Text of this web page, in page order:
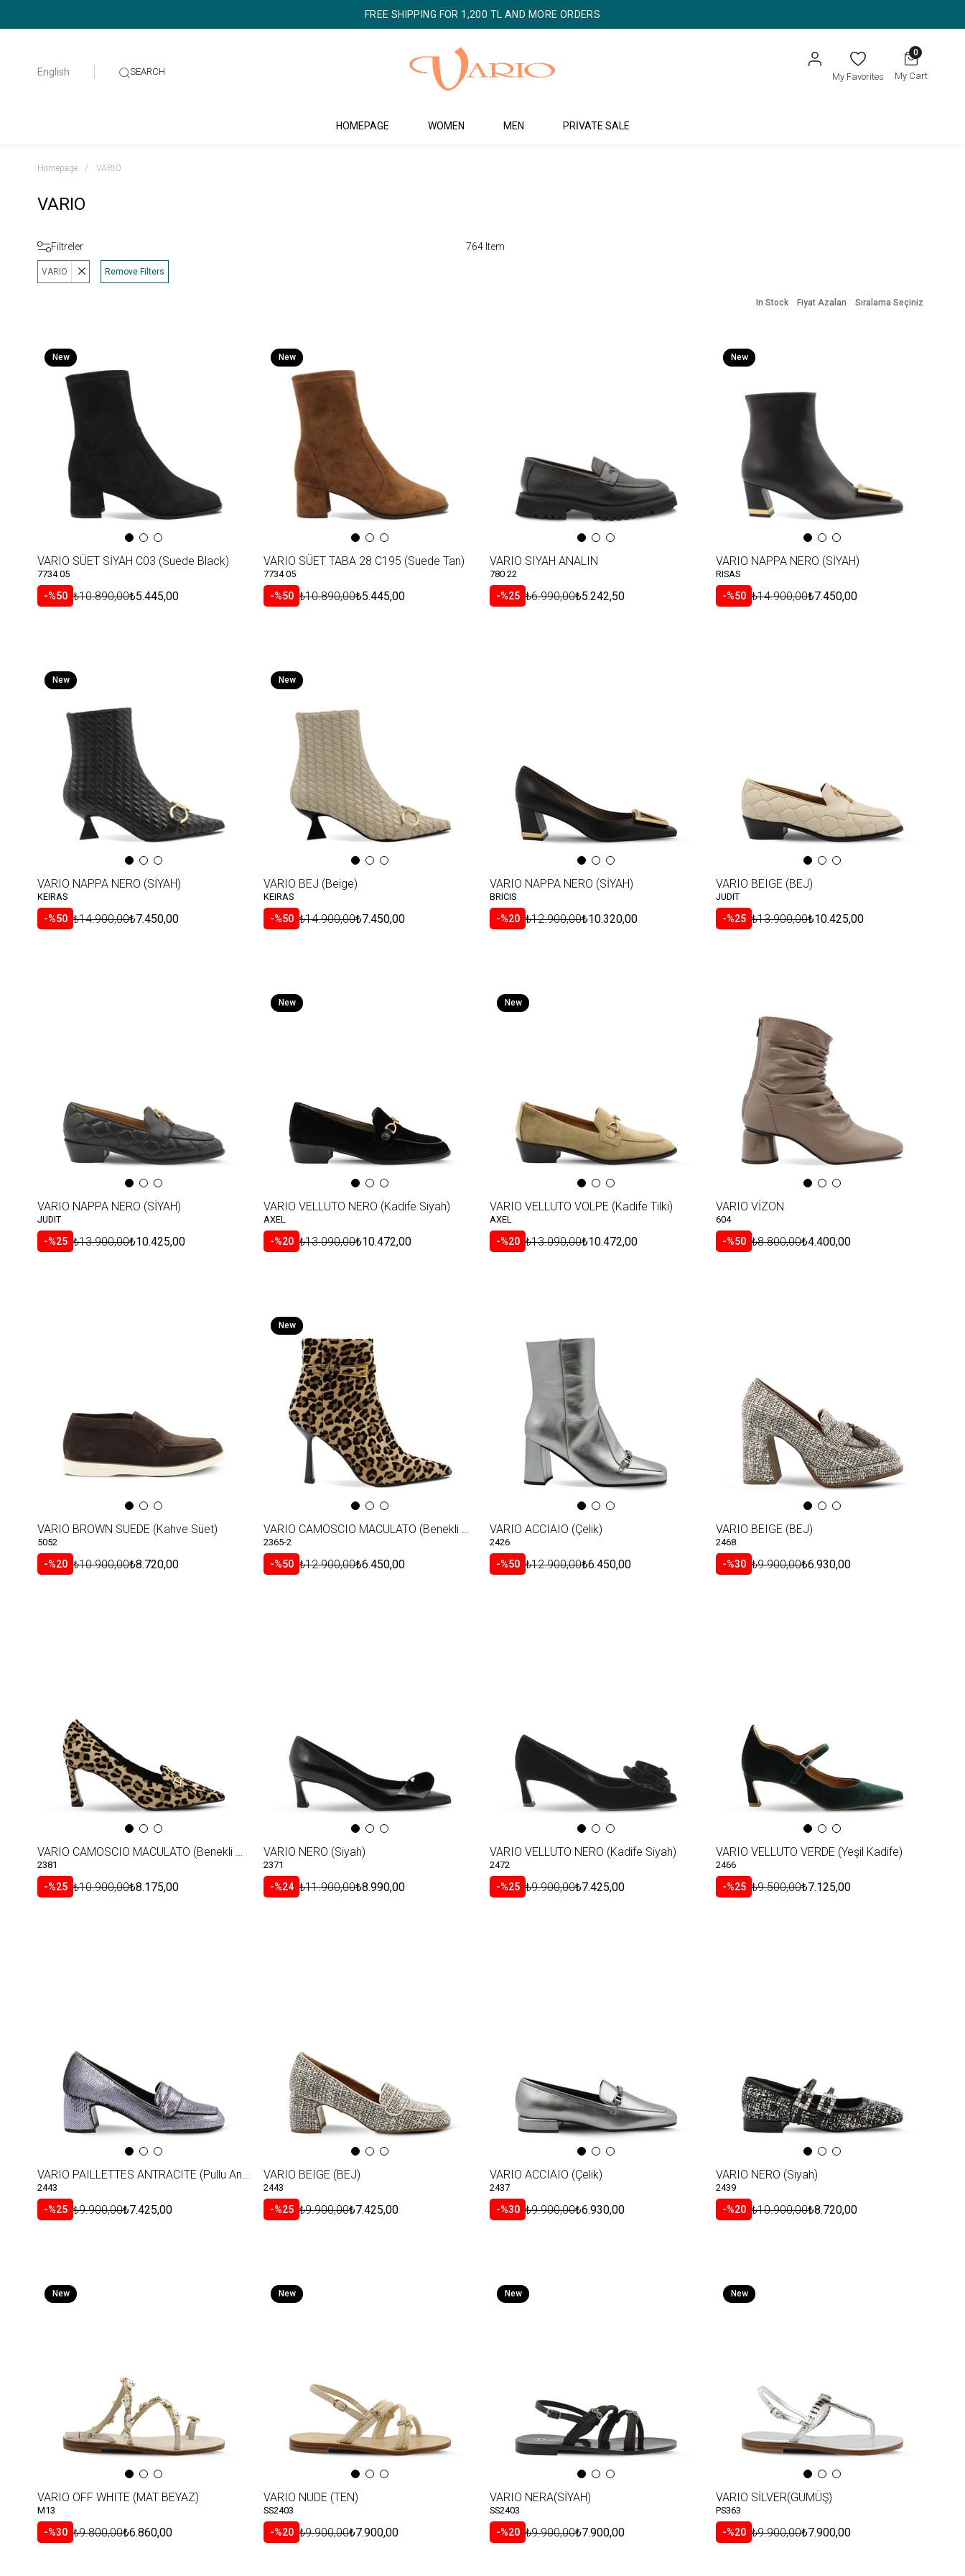
FREE SHIPPING FOR 1,200 TL AND MORE ORDERS
English My Cart
0
My Favorites
HOMEPAGE WOMEN MEN PRİVATE SALE
Homepage VARIO
VARIO
Filtreler
VARIO Remove Filters
Sıralama Seçiniz
Fiyat Azalan
In Stock
764 Item
VARIO SÜET SİYAH C03 (Suede Black)
7734 05
%50 ₺5.445,00
₺10.890,00
New
Item
VARIO SÜET TABA 28 C195 (Suede Tan)
7734 05
%50 ₺5.445,00
₺10.890,00
New
Item
VARIO SIYAH ANALIN
780 22
%25 ₺5.242,50
₺6.990,00
VARIO NAPPA NERO (SİYAH)
RISAS
%50 ₺7.450,00
₺14.900,00
New
VARIO NAPPA NERO (SİYAH)
KEIRAS
%50 ₺7.450,00
₺14.900,00
New
VARIO BEJ (Beige)
KEIRAS
%50 ₺7.450,00
₺14.900,00
New
VARIO NAPPA NERO (SİYAH)
BRICIS
%20 ₺10.320,00
₺12.900,00
VARIO BEIGE (BEJ)
JUDIT
%25 ₺10.425,00
₺13.900,00
VARIO NAPPA NERO (SİYAH)
JUDIT
%25 ₺10.425,00
₺13.900,00
VARIO VELLUTO NERO (Kadife Siyah)
AXEL
%20 ₺10.472,00
₺13.090,00
New
VARIO VELLUTO VOLPE (Kadife Tilki)
AXEL
%20 ₺10.472,00
₺13.090,00
New
VARIO VİZON
604
%50 ₺4.400,00
₺8.800,00
VARIO BROWN SUEDE (Kahve Süet)
5052
%20 ₺8.720,00
₺10.900,00
VARIO CAMOSCIO MACULATO (Benekli Güderi)
2365-2
%50 ₺6.450,00
₺12.900,00
New
VARIO ACCIAIO (Çelik)
2426
%50 ₺6.450,00
₺12.900,00
VARIO BEIGE (BEJ)
2468
%30 ₺6.930,00
₺9.900,00
VARIO CAMOSCIO MACULATO (Benekli Güderi)
2381
%25 ₺8.175,00
₺10.900,00
VARIO NERO (Siyah)
2371
%24 ₺8.990,00
₺11.900,00
VARIO VELLUTO NERO (Kadife Siyah)
2472
%25 ₺7.425,00
₺9.900,00
VARIO VELLUTO VERDE (Yeşil Kadife)
2466
%25 ₺7.125,00
₺9.500,00
VARIO PAILLETTES ANTRACITE (Pullu Antrasit)
2443
%25 ₺7.425,00
₺9.900,00
VARIO BEIGE (BEJ)
2443
%25 ₺7.425,00
₺9.900,00
VARIO ACCIAIO (Çelik)
2437
%30 ₺6.930,00
₺9.900,00
VARIO NERO (Siyah)
2439
%20 ₺8.720,00
₺10.900,00
VARIO OFF WHITE (MAT BEYAZ)
M13
%30 ₺6.860,00
₺9.800,00
New
VARIO NUDE (TEN)
SS2403
%20 ₺7.900,00
₺9.900,00
New
VARIO NERA(SİYAH)
SS2403
%20 ₺7.900,00
₺9.900,00
New
VARIO SİLVER(GÜMÜŞ)
PS363
%20 ₺7.900,00
₺9.900,00
New